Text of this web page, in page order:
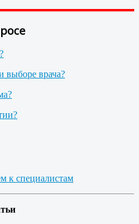
выборе врача?
к специалистам